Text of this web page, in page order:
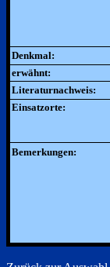
Denkmal:
erwähnt:
Literaturnachweis:
Einsatzorte:
Bemerkungen: